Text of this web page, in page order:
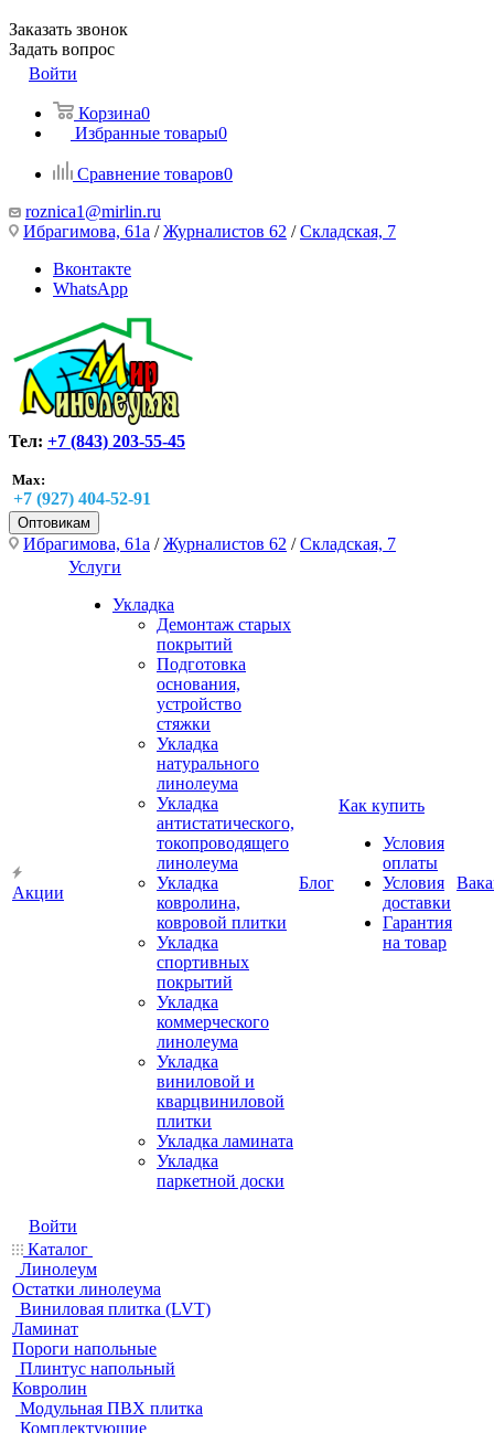
Заказать звонок
Задать вопрос
Войти
Корзина0
Избранные товары0
Сравнение товаров0
roznica1@mirlin.ru
Ибрагимова, 61а /Журналистов 62 /Складская, 7
Вконтакте
WhatsApp
Тел: +7 (843) 203-55-45
Max:
+7 (927) 404-52-91
Оптовикам
Ибрагимова, 61а /Журналистов 62 /Складская, 7
Акции
Услуги
Укладка
Демонтаж старых
покрытий
Подготовка
основания,
устройство
стяжки
Укладка
натурального
линолеума
Укладка
антистатического,
токопроводящего
линолеума
Укладка
ковролина,
ковровой плитки
Укладка
спортивных
покрытий
Укладка
коммерческого
линолеума
Укладка
виниловой и
кварцвиниловой
плитки
Укладка ламината
Укладка
паркетной доски
Блог
Как купить
Условия
оплаты
Условия
доставки
Гарантия
на товар
Войти
Каталог
Линолеум
Остатки линолеума
Виниловая плитка (LVT)
Ламинат
Пороги напольные
Плинтус напольный
Ковролин
Модульная ПВХ плитка
Комплектующие